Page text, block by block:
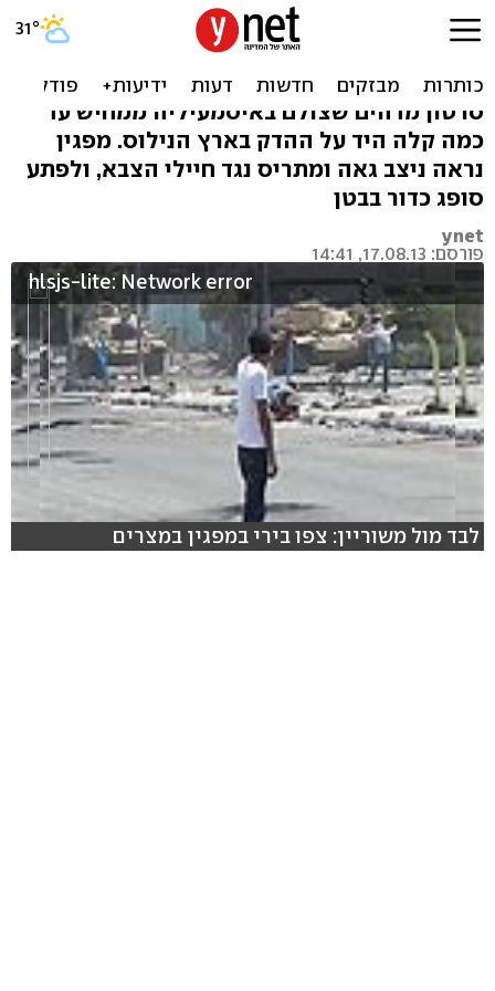
לבד מול טנק: צפו בירי במפגין
סרטון מדהים שצולם באיסמעיליה ממחיש עד
כמה קלה היד על ההדק בארץ הנילוס. מפגין
נראה ניצב גאה ומתריס נגד חיילי הצבא, ולפתע
סופג כדור בבטן
ynet
פורסם: 17.08.13, 14:41
hlsjs-lite: Network error
לבד מול משוריין: צפו בירי במפגין במצרים